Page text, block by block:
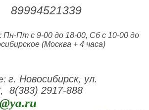
89994521339
Пн-Пт с 9-00 до 18-00, Сб с 10-00 до
(Москва + 4 часа)
г. Новосибирск, ул.
8(383) 2917-888